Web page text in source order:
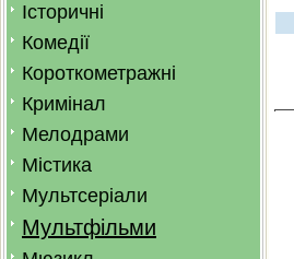
Історичні
Комедії
Короткометражні
Кримінал
Мелодрами
Містика
Мультсеріали
Мультфільми